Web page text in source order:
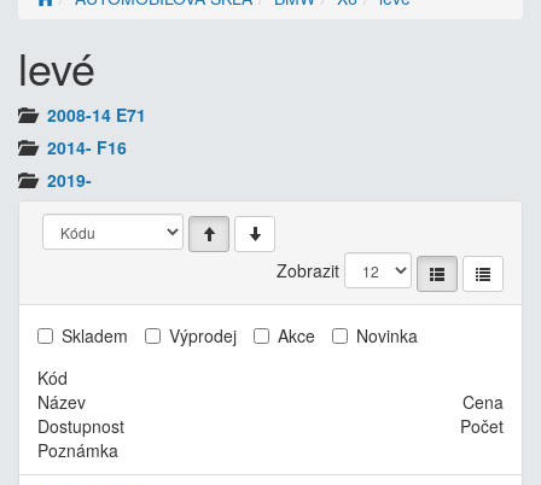
levé
2008-14 E71
2014- F16
2019-
Zobrazit
Skladem Výprodej Akce
Novinka
Kód
Název
Cena
Dostupnost
Počet
Poznámka